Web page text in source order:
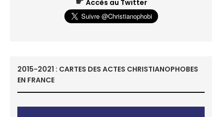
Accès au Twitter
2015-2021 : CARTES DES ACTES CHRISTIANOPHOBES
EN FRANCE